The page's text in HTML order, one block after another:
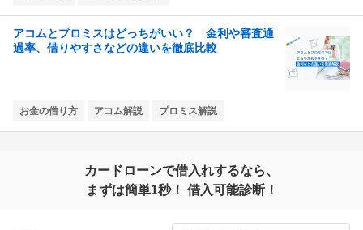
アコムとプロミスはどっちがいい？ 金利や審査通
過率、借りやすさなどの違いを徹底比較
お金の借り方 アコム解説 プロミス解説
カードローンで借入れするなら、
まずは簡単1秒！ 借入可能診断！